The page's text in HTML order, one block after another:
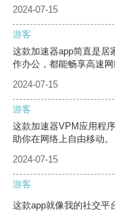
2024-07-15
游客
这款加速器app简直是居
作办公，都能畅享高速
2024-07-15
游客
这款加速器VPM应用程
助你在网络上自由移动。
2024-07-15
游客
这款app就像我的社交平